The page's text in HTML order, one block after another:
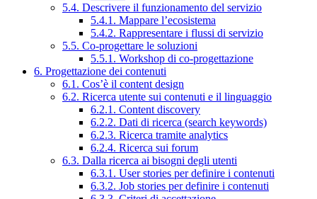
5.4. Descrivere il funzionamento del servizio
5.4.1. Mappare l’ecosistema
5.4.2. Rappresentare i flussi di servizio
5.5. Co-progettare le soluzioni
5.5.1. Workshop di co-progettazione
6. Progettazione dei contenuti
6.1. Cos’è il content design
6.2. Ricerca utente sui contenuti e il linguaggio
6.2.1. Content discovery
6.2.2. Dati di ricerca (search keywords)
6.2.3. Ricerca tramite analytics
6.2.4. Ricerca sui forum
6.3. Dalla ricerca ai bisogni degli utenti
6.3.1. User stories per definire i contenuti
6.3.2. Job stories per definire i contenuti